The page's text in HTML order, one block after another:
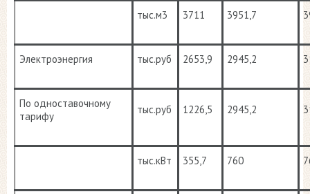
тыс.м3 3711 3951,7
Электроэнергия тыс.руб 2653,9 2945,2
По одноставочному
тарифу
тыс.руб 1226,5 2945,2
тыс.кВт 355,7 760